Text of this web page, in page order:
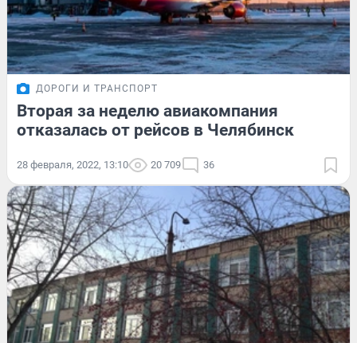
ДОРОГИ И ТРАНСПОРТ
Вторая за неделю авиакомпания
отказалась от рейсов в Челябинск
28 февраля, 2022, 13:10 20 709 36